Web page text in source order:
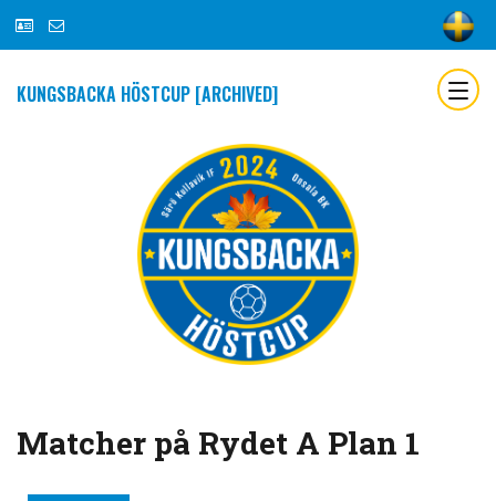
KUNGSBACKA HÖSTCUP [ARCHIVED]
Matcher på Rydet A Plan 1